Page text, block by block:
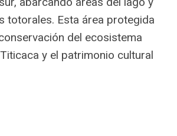
totorales. Esta área protegida
del ecosistema
y el patrimonio cultural